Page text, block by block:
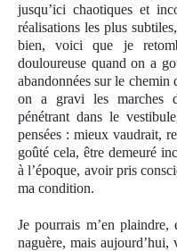
jusqu’ici chaotiques et
réalisations les plus
bien, voici que je
douloureuse quand on a
abandonnées sur le chemin
on a gravi les marches
pénétrant dans le
pensées : mieux vaudrait,
goûté cela, être demeuré
à l’époque, avoir pris
ma condition.
Je pourrais m’en
naguère, mais aujourd’hui,